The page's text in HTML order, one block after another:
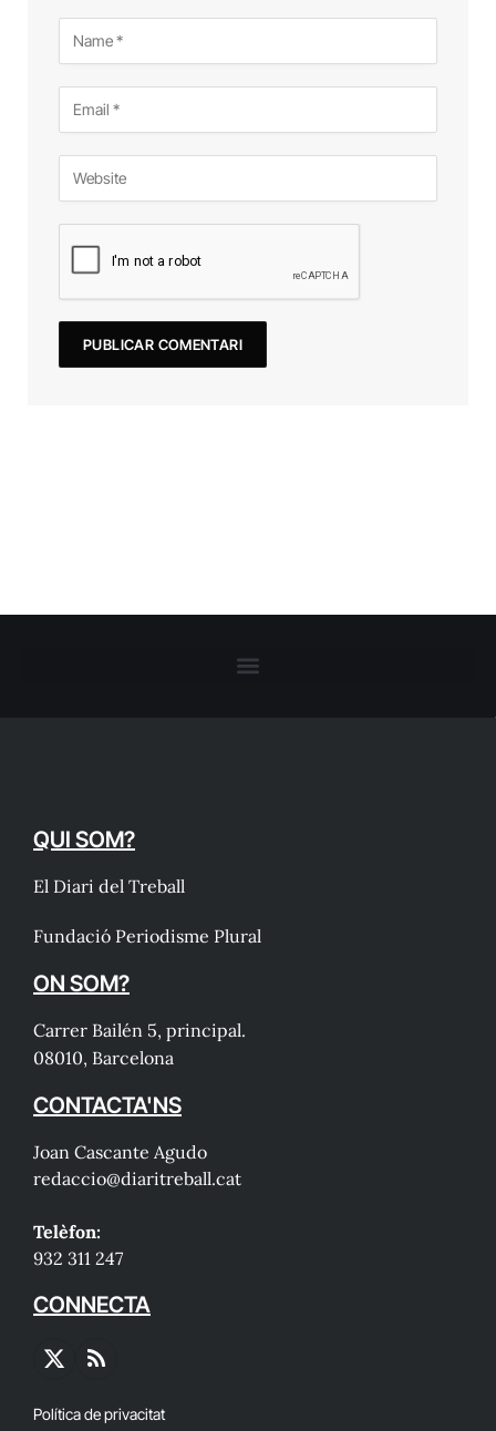
QUI SOM?
El Diari del Treball
Fundació Periodisme Plural
ON SOM?
Carrer Bailén 5, principal.
08010, Barcelona
CONTACTA'NS
Joan Cascante Agudo
redaccio@diaritreball.cat
Telèfon:
932 311 247
CONNECTA
X
RSS
Política de privacitat